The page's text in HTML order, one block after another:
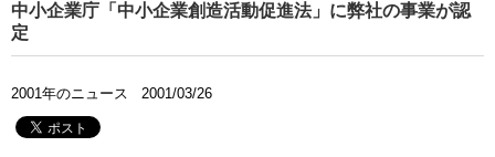
パッケージ製品
監視カメラブログ
VMSブログ
目指す価値観
NVR(ネットワークビデオレコーダー)サイトへ
中小企業庁「中小企業創造活動促進法」に弊社の事業が認
定
2001年のニュース 2001/03/26